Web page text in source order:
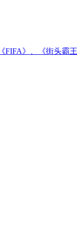
FIFA》、《街头霸